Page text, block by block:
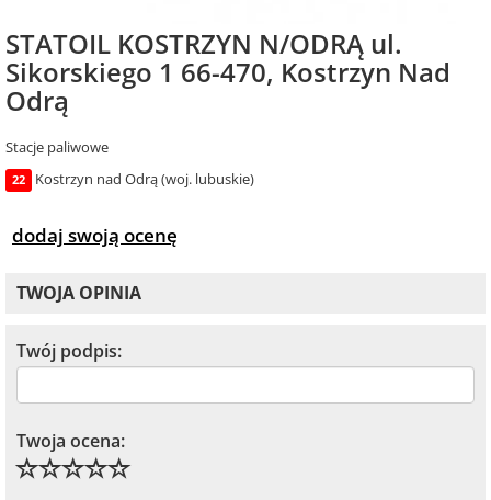
STATOIL KOSTRZYN N/ODRĄ ul.
Sikorskiego 1 66-470, Kostrzyn Nad
Odrą
Stacje paliwowe
22 Kostrzyn nad Odrą (woj. lubuskie)
dodaj swoją ocenę
TWOJA OPINIA
Twój podpis:
Twoja ocena: